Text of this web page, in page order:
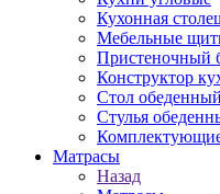
Кухонная
Мебельные
Пристеночный
Конструктор
Стол обеденный
Стулья
Матраcы
Назад